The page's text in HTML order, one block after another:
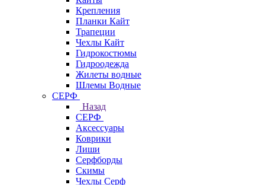
Крепления
Планки Кайт
Трапеции
Чехлы Кайт
Гидрокостюмы
Гидроодежда
Жилеты водные
Шлемы Водные
СЕРФ
Назад
СЕРФ
Аксессуары
Коврики
Лиши
Серфборды
Скимы
Чехлы Cерф